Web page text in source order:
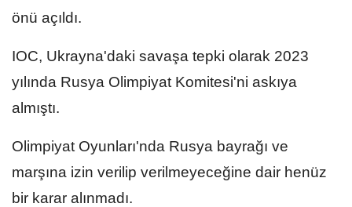
önü açıldı.
IOC, Ukrayna'daki savaşa tepki olarak 2023
yılında Rusya Olimpiyat Komitesi'ni askıya
almıştı.
Olimpiyat Oyunları'nda Rusya bayrağı ve
marşına izin verilip verilmeyeceğine dair henüz
bir karar alınmadı.